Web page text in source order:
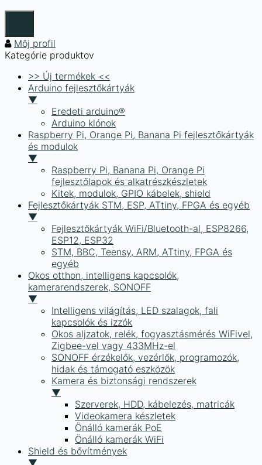
Môj profil
Kategórie produktov
>> Új termékek <<
Arduino fejlesztőkártyák
▼
Eredeti arduino®
Arduino klónok
Raspberry Pi, Orange Pi, Banana Pi fejlesztőkártyák
és modulok
▼
Raspberry Pi, Banana Pi, Orange Pi
fejlesztőlapok és alkatrészkészletek
Kitek, modulok, GPIO kábelek, shield
Fejlesztőkártyák STM, ESP, ATtiny, FPGA és egyéb
▼
Fejlesztőkártyák WiFi/Bluetooth-al, ESP8266,
ESP12, ESP32
STM, BBC, Teensy, ARM, ATtiny, FPGA és
egyéb
Okos otthon, intelligens kapcsolók,
kamerarendszerek, SONOFF
▼
Intelligens világítás, LED szalagok, fali
kapcsolók és izzók
Okos aljzatok, relék, fogyasztásmérés WiFivel,
Zigbee-vel vagy 433MHz-el
SONOFF érzékelők, vezérlők, programozók,
hidak és támogató eszközök
Kamera és biztonsági rendszerek
▼
Szerverek, HDD, kábelezés, matricák
Videokamera készletek
Önálló kamerák PoE
Önálló kamerák WiFi
Shield és bővítmények
▼